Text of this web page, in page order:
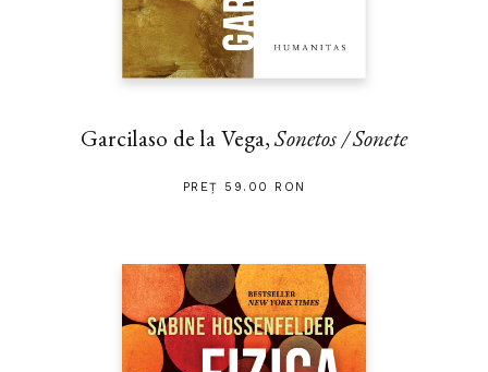
Garcilaso de la Vega,Sonetos / Sonete
PREȚ 59.00 RON